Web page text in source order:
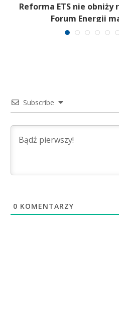
Reforma ETS nie obniży
Forum Energii
Subscribe
0 KOMENTARZY